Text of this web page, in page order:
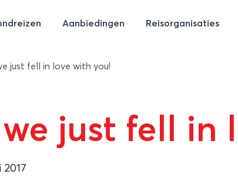
Aanbiedingen Reisorganisaties
just fell in love with you!
just fell in
2017